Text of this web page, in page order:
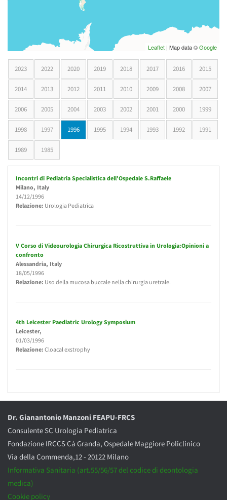
Leaflet | Map data ©Google
2023 2022 2020 2019 2018 2017 2016 2015
2014 2013 2012 2011 2010 2009 2008 2007
2006 2005 2004 2003 2002 2001 2000 1999
1998 1997 1996 (active tab)
1995 1994 1993 1992 1991
1989 1985
Incontri di Pediatria Specialistica dell'Ospedale S.Raffaele
Milano, Italy
14/12/1996
Relazione: Urologia Pediatrica
V Corso di Videourologia Chirurgica Ricostruttiva in Urologia:Opinioni a
confronto
Alessandria, Italy
18/05/1996
Relazione: Uso della mucosa buccale nella chirurgia uretrale.
4th Leicester Paediatric Urology Symposium
Leicester,
01/03/1996
Relazione: Cloacal exstrophy
Dr. Gianantonio Manzoni FEAPU-FRCS
Consulente SC Urologia Pediatrica
Fondazione IRCCS Cà Granda, Ospedale Maggiore Policlinico
Via della Commenda,12 - 20122 Milano
Informativa Sanitaria (art.55/56/57 del codice di deontologia
medica)
Cookie policy